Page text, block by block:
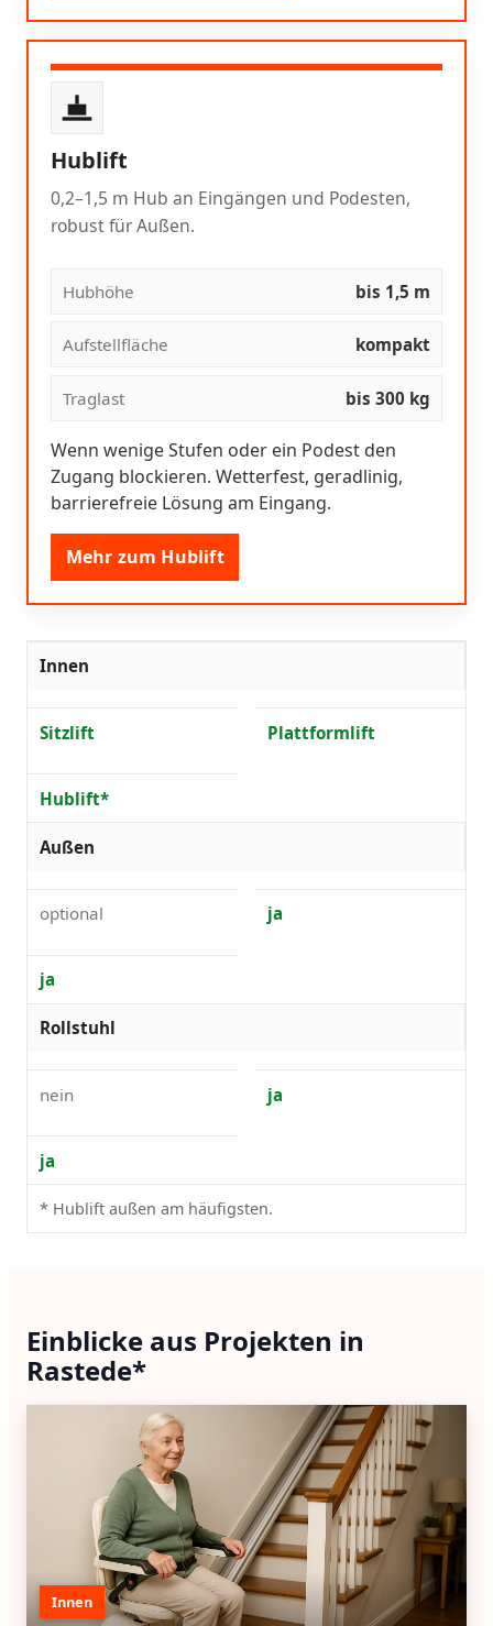
Hublift
0,2–1,5 m Hub an Eingängen und Podesten,
robust für Außen.
Hubhöhe bis 1,5 m
Aufstellfläche kompakt
Traglast bis 300 kg
Wenn wenige Stufen oder ein Podest den
Zugang blockieren. Wetterfest, geradlinig,
barrierefreie Lösung am Eingang.
Mehr zum Hublift
Innen
Sitzlift Plattformlift
Hublift*
Außen
optional ja
ja
Rollstuhl
nein ja
ja
* Hublift außen am häufigsten.
Einblicke aus Projekten in
Rastede*
Innen